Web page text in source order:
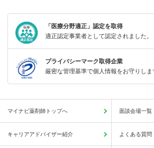
「医療分野適正」認定を取得
適正認定事業者として認定されました。
プライバシーマーク取得企業
厳密な管理基準で個人情報をお守りしま
マイナビ薬剤師トップへ 面談会場一覧
キャリアアドバイザー紹介 よくある質問